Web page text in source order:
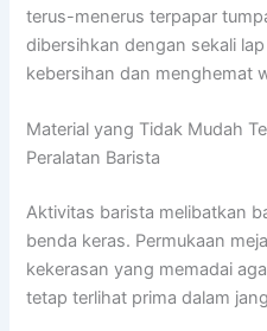
terus-menerus terpapar
dibersihkan dengan sekali
kebersihan dan menghemat
Material yang Tidak Mudah
Peralatan Barista
Aktivitas barista melibatkan
benda keras. Permukaan
kekerasan yang memadai
tetap terlihat prima dalam